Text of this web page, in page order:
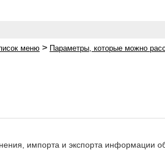
меню > Параметры, которые можно
импорта и экспорта информации об